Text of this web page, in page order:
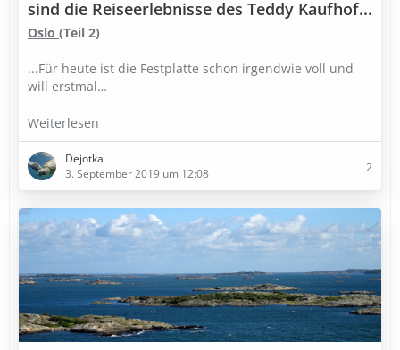
sind die Reiseerlebnisse des Teddy Kaufhof...
Oslo (Teil 2)
...Für heute ist die Festplatte schon irgendwie voll und
will erstmal…
Weiterlesen
Dejotka
3. September 2019 um 12:08
2